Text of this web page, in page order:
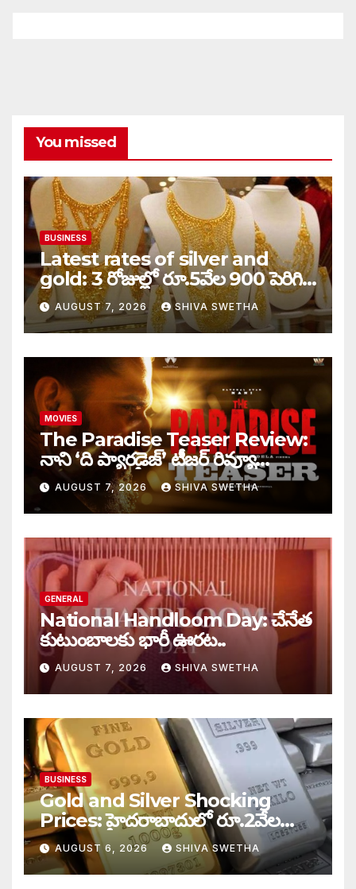
You missed
BUSINESS
Latest rates of silver and
gold: 3 రోజుల్లో రూ.5వేల 900 పెరిగిన
తులం గోల్డ్…
AUGUST 7, 2026 SHIVA SWETHA
MOVIES
The Paradise Teaser Review:
నాని ‘ది ప్యారడైజ్’ టీజర్ రివ్యూ…
AUGUST 7, 2026 SHIVA SWETHA
GENERAL
National Handloom Day: చేనేత
కుటుంబాలకు భారీ ఊరట..
AUGUST 7, 2026 SHIVA SWETHA
BUSINESS
Gold and Silver Shocking
Prices: హైదరాబాదులో రూ.2వేల
900 పెరిగిన తులం రేటు…
AUGUST 6, 2026 SHIVA SWETHA